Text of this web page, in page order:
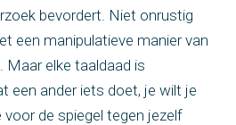
bevordert. Niet onrustig
een manipulatieve manier van
Maar elke taaldaad is
een ander iets doet, je wilt je
voor de spiegel tegen jezelf